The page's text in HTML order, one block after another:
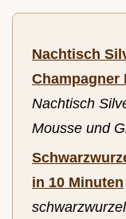
Nachtisch
Champagner
Nachtisch
Mousse und
in 10 Minuten